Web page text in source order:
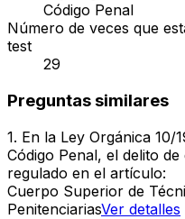
Código Penal
Número de veces que
test
29
Preguntas similares
1. En la Ley Orgánica 10/
Código Penal, el delito
regulado en el artículo:
Cuerpo Superior de
PenitenciariasVer detalles